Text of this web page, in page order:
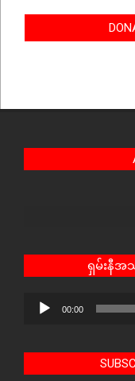
ရှမ်းနီအသံ
Audio
00:00